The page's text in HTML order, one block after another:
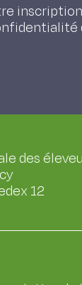
des
12